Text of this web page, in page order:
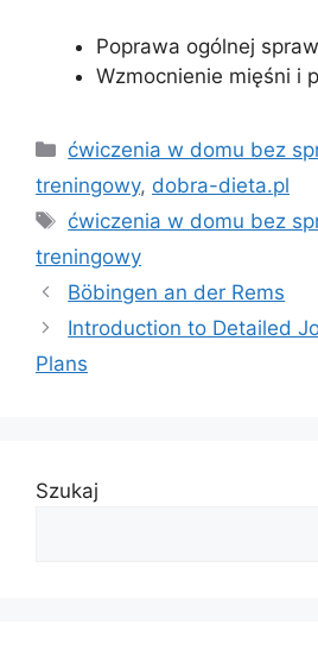
Poprawa ogólnej
Wzmocnienie mięśni i
Kategorie
ćwiczenia w domu bez
treningowy, dobra-dieta.pl
Tagi
ćwiczenia w domu bez
treningowy
Böbingen an der Rems
Introduction to Detailed
Plans
Szukaj